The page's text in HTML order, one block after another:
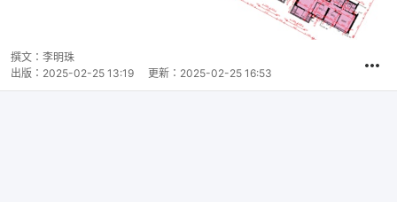
撰文： 李明珠
出版： 2025-02-25 13:19 更新： 2025-02-25 16:53